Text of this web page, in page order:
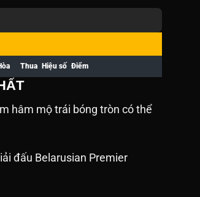
Thua Hiệu số Điểm
hâm mộ trái bóng tròn có thể
đấu Belarusian Premier